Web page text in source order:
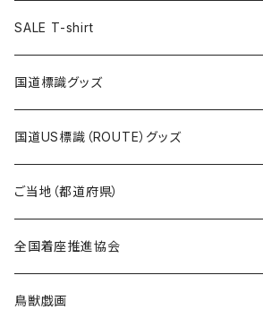
ランチバッグ
エコバッグ
クリアファイル
ステッカー
ホテルキーホルダー
モーテルキーホルダー
トートバッグ
マスク
エコバッグ
千葉ロッテマリーンズコラボ
ステッカー
モーテルキーホルダー
ホテルキーホルダー
トートバッグ
ステッカー
ホテルキーホルダー
キャップ
ステッカー
Tシャツ
ステッカー
ホテルキーホルダー
SALE T-shirt
国道標識グッズ
ステッカー
国道0～99号線
国道100～199号線
Tシャツ
キャップ
国道US標識（ROUTE）グッズ
ステッカー
ROUTE 0～99号線
ROUTE100～199号線
Tシャツ
ROUTE 0～99号線
キャップ
ご当地（都道府県）
北海道
青森県
全国着座推進協会
ステッカー
鳥獣戯画